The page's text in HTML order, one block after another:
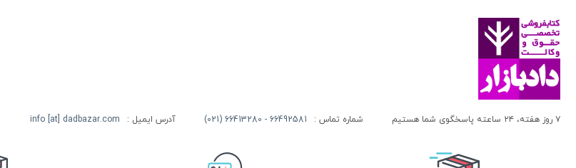
بنگاه ترجمه و نشر کتاب پارسه
بهتاب
بهنامی
بهینه
آندره لگراند
آندره مارمور
آندریاس کاکینیس
آیت الله العظمی سید ابوالقاسم خوئی
۷ روز هفته، ۲۴ ساعته پاسخگوی شما هستیم شماره تماس : 66492581 - 66413280 (021) آدرس ایمیل : info [at] dadbazar.com